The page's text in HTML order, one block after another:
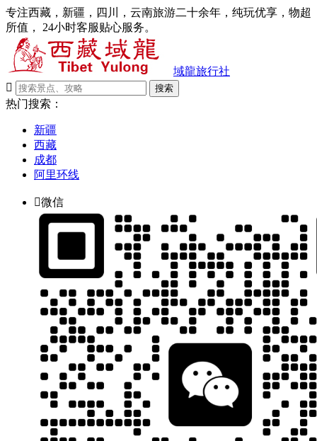
专注西藏，新疆，四川，云南旅游二十余年，纯玩优享，物超
所值， 24小时客服贴心服务。
域龍旅行社

搜索
热门搜索：
新疆
西藏
成都
阿里环线
微信